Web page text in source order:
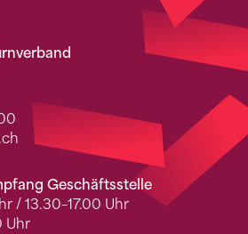
Geschäftsstelle
/ 13.30–17.00 Uhr
Uhr